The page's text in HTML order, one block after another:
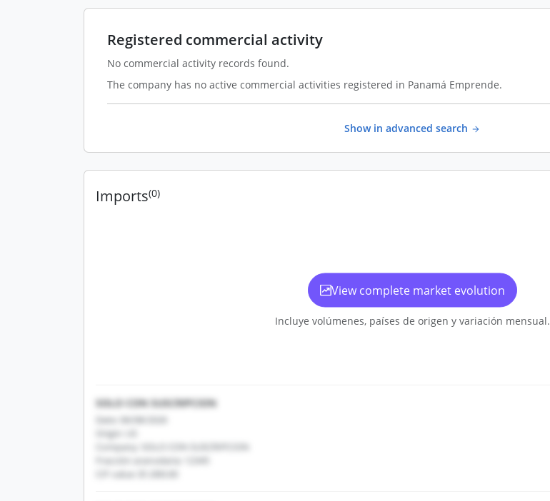
Registered commercial activity
No commercial activity records found.
The company has no active commercial activities registered in Panamá Emprende.
Show in advanced search
Imports(0)
View complete market evolution
Incluye volúmenes, países de origen y variación mensual.
SOLO CON SUSCRIPCION
Date: 06/08/2026
Origin: US
Company: SOLO CON SUSCRIPCION
Fracción arancelaria: 12345
CIF value: $1,000.00